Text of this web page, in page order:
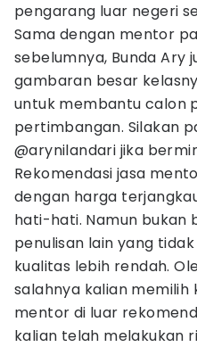
pengarang luar negeri
Sama dengan mentor
sebelumnya, Bunda Ary
gambaran besar
untuk membantu calon
pertimbangan. Silakan
@arynilandari jika
Rekomendasi jasa
dengan harga
hati-hati. Namun
penulisan lain yang
kualitas lebih rendah.
salahnya kalian memilih
mentor di luar
kalian telah melakukan